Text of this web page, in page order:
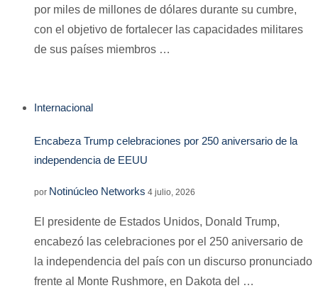
por miles de millones de dólares durante su cumbre,
con el objetivo de fortalecer las capacidades militares
de sus países miembros …
Internacional
Encabeza Trump celebraciones por 250 aniversario de la
independencia de EEUU
por Notinúcleo Networks 4 julio, 2026
El presidente de Estados Unidos, Donald Trump,
encabezó las celebraciones por el 250 aniversario de
la independencia del país con un discurso pronunciado
frente al Monte Rushmore, en Dakota del …